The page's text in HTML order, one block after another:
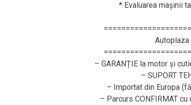
* Evaluarea mașinii
Autoplaza
– GARANȚIE la motor și
– SUPORT
– Importat din Europa
– Parcurs CONFIRMAT